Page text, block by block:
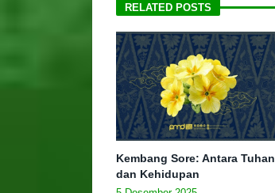
RELATED POSTS
Kembang Sore: Antara Tuhan
dan Kehidupan